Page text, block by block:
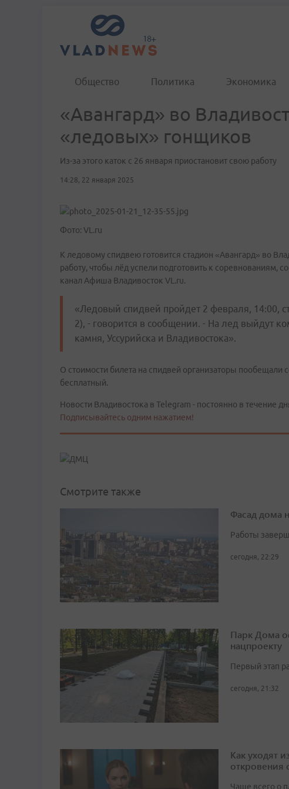
Общество Политика Экономика
«Авангард» во
«ледовых» гонщиков
Из-за этого каток с 26 января приостановит свою работу
14:28, 22 января 2025
Фото: VL.ru
К ледовому спидвею готовится стадион «Авангард» во
работу, чтобы лёд успели подготовить к соревнованиям,
канал Афиша Владивосток VL.ru.
«Ледовый спидвей пройдет 2 февраля, 14:00,
2), - говорится в сообщении. - На лед выйдут
камня, Уссурийска и Владивостока».
О стоимости билета на спидвей организаторы
бесплатный.
Новости Владивостока в Telegram - постоянно в течение
Подписывайтесь одним нажатием!
Смотрите также
Фасад дома
Работы
сегодня, 22:29
Парк Дома
нацпроекту
Первый этап
сегодня, 21:32
Как уходят
откровения
Чаще всего о